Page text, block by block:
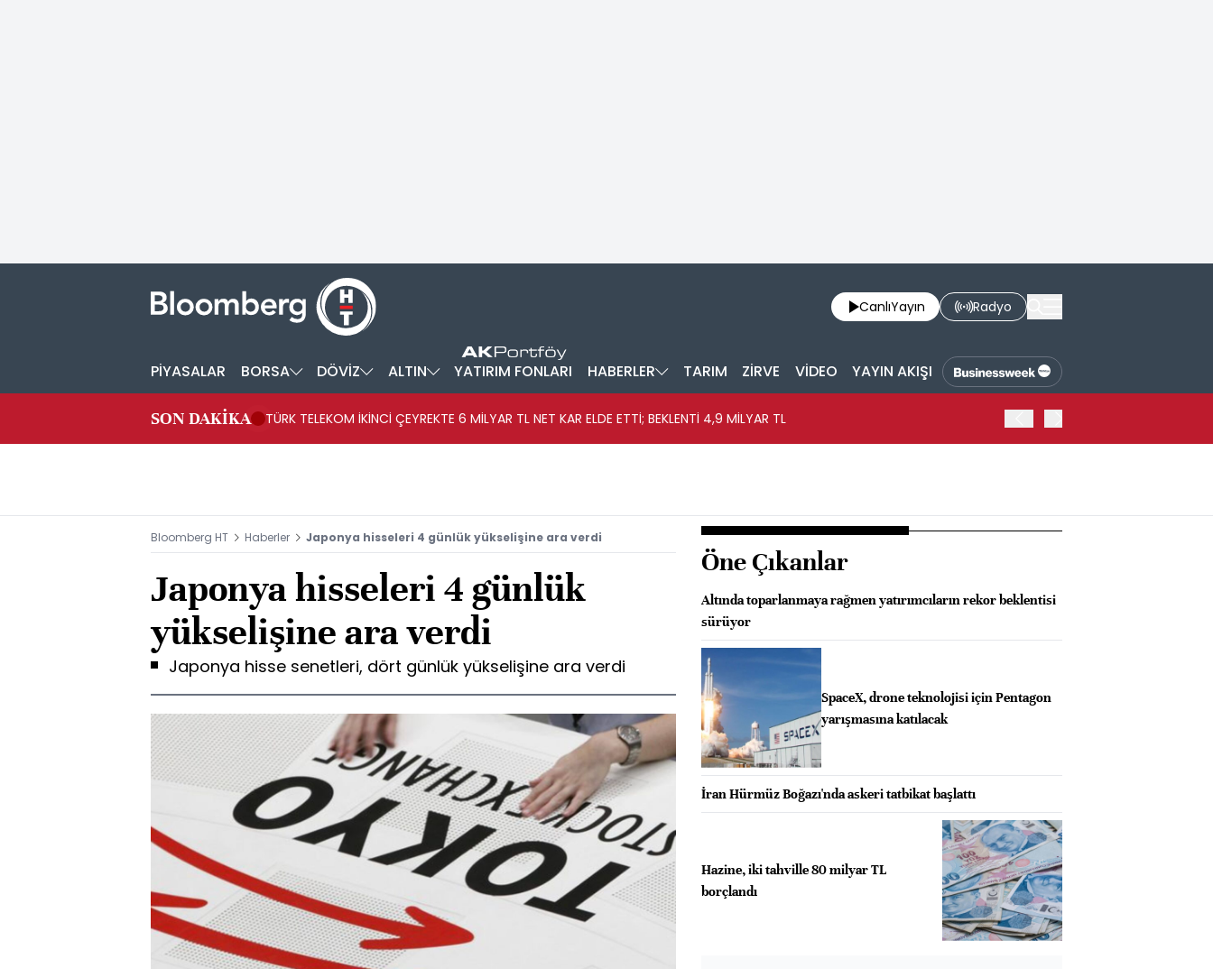
CanlıYayın Radyo
PİYASALAR BORSA DÖVİZ ALTIN YATIRIM FONLARI HABERLER TARIM ZİRVE VİDEO YAYIN AKIŞI
SON DAKİKA TÜRK TELEKOM İKİNCİ ÇEYREKTE 6 MİLYAR TL NET KAR ELDE ETTİ; BEKLENTİ 4,9 MİLYAR TL
Bloomberg HT Haberler Japonya hisseleri 4 günlük yükselişine ara verdi
Japonya hisseleri 4 günlük
yükselişine ara verdi
Japonya hisse senetleri, dört günlük yükselişine ara verdi
Öne Çıkanlar
Altında toparlanmaya rağmen yatırımcıların rekor beklentisi
sürüyor
SpaceX, drone teknolojisi için Pentagon
yarışmasına katılacak
İran Hürmüz Boğazı'nda askeri tatbikat başlattı
Hazine, iki tahville 80 milyar TL
borçlandı